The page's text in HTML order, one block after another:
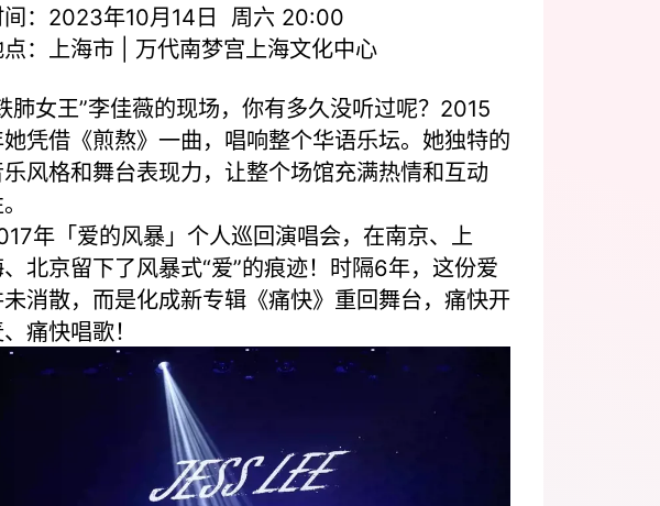
间：2023年10月14日 周六 20:00
：上海市 | 万代南梦宫上海文化中心
肺女王”李佳薇的现场，你有多久没听过呢？2015
凭借《煎熬》一曲，唱响整个华语乐坛。她独特的
风格和舞台表现力，让整个场馆充满热情和互动
年「爱的风暴」个人巡回演唱会，在南京、上
北京留下了风暴式“爱”的痕迹！时隔6年，这份爱
消散，而是化成新专辑《痛快》重回舞台，痛快开
痛快唱歌！